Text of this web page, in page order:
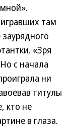
там
«Зря
с начала
ни
титулы
кто не
в глаза.